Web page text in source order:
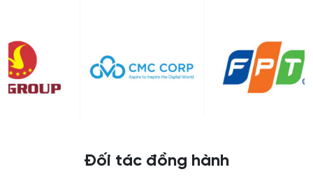
Đối tác đồng hành